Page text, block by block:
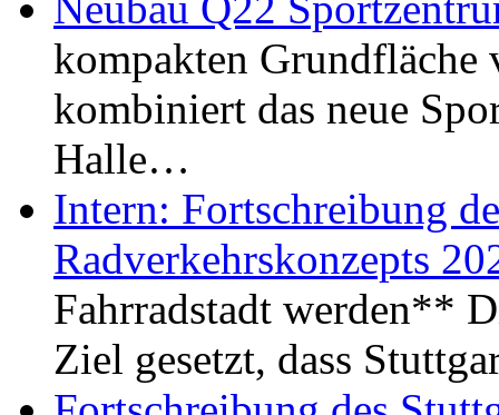
kompakten Grundfläche
kombiniert das neue
Halle…
Intern: Fortschreibung
Radverkehrskonzepts
Fahrradstadt werden**
Ziel gesetzt, dass